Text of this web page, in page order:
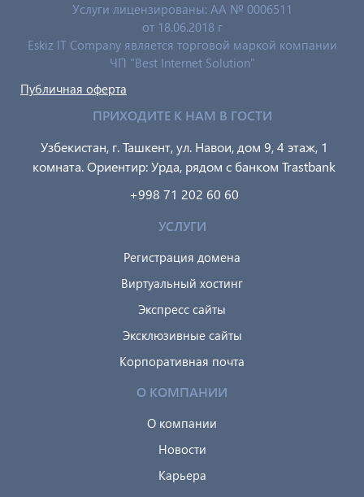
Услуги лицензированы: AA № 0006511
от 18.06.2018 г
Eskiz IT Company является торговой маркой компании
ЧП "Best Internet Solution"
Публичная оферта
ПРИХОДИТЕ К НАМ В ГОСТИ
Узбекистан, г. Ташкент, ул. Навои, дом 9, 4 этаж, 1
комната. Ориентир: Урда, рядом с банком Trastbank
+998 71 202 60 60
УСЛУГИ
Регистрация домена
Виртуальный хостинг
Экспресс сайты
Эксклюзивные сайты
Корпоративная почта
О КОМПАНИИ
О компании
Новости
Карьера